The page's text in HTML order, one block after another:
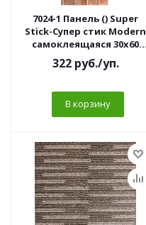
7024-1 Панель () Super
Stick-Супер стик Modern
самоклеящаяся 30х60
бежевый кирпич (10 шт/
уп)//
322руб./уп.
В корзину